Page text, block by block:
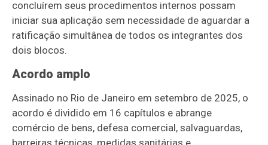
concluírem seus procedimentos internos possam
iniciar sua aplicação sem necessidade de aguardar a
ratificação simultânea de todos os integrantes dos
dois blocos.
Acordo amplo
Assinado no Rio de Janeiro em setembro de 2025, o
acordo é dividido em 16 capítulos e abrange
comércio de bens, defesa comercial, salvaguardas,